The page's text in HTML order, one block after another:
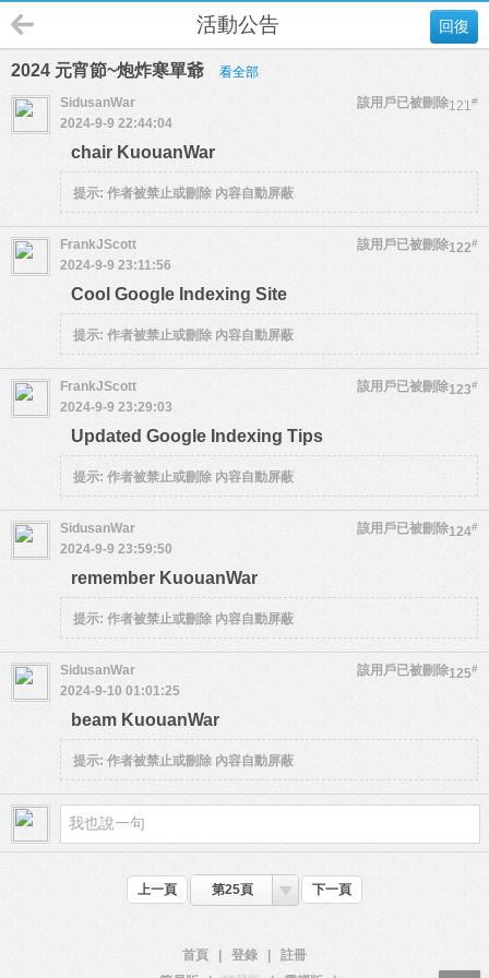
回復
活動公告
2024 元宵節~炮炸寒單爺 看全部
121#
SidusanWar
該用戶已被刪除
2024-9-9 22:44:04
chair KuouanWar
提示: 作者被禁止或刪除 內容自動屏蔽
122#
FrankJScott
該用戶已被刪除
2024-9-9 23:11:56
Cool Google Indexing Site
提示: 作者被禁止或刪除 內容自動屏蔽
123#
FrankJScott
該用戶已被刪除
2024-9-9 23:29:03
Updated Google Indexing Tips
提示: 作者被禁止或刪除 內容自動屏蔽
124#
SidusanWar
該用戶已被刪除
2024-9-9 23:59:50
remember KuouanWar
提示: 作者被禁止或刪除 內容自動屏蔽
125#
SidusanWar
該用戶已被刪除
2024-9-10 01:01:25
beam KuouanWar
提示: 作者被禁止或刪除 內容自動屏蔽
上一頁 第25頁 下一頁
首頁 登錄
註冊